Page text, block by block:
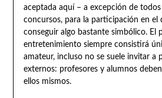
aceptada aquí – a excepción de
concursos, para la participación en el
conseguir algo bastante simbólico. El
entretenimiento siempre consistirá
amateur, incluso no se suele invitar a
externos: profesores y alumnos
ellos mismos.